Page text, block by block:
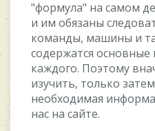
"формула" на самом
и им обязаны
команды, машины и
содержатся основные
каждого. Поэтому
изучить, только
необходимая
нас на сайте.